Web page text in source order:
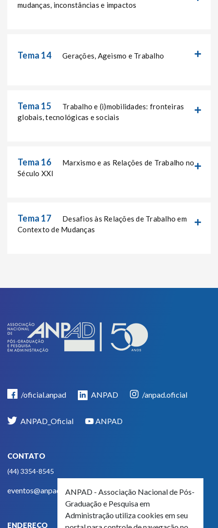
mudanças, inconstâncias e impactos
Tema 14 Gerações, Ageismo e Trabalho
Tema 15
globais, tecnológicas e sociais
Tema 16
Século XXI
Tema 17
Contexto de Mudanças
/oficial.anpad ANPAD /anpad.oficial
ANPAD_Oficial ANPAD
CONTATO
(44) 3354-8545
eventos@anpad.org.br
ENDEREÇO
ANPAD - Associação Nacional de Pós-
Graduação e Pesquisa em
Administração utiliza cookies em seu